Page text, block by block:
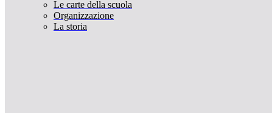
Le carte della scuola
Organizzazione
La storia